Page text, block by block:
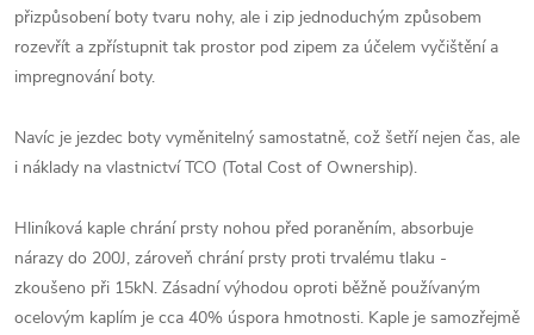
přizpůsobení boty tvaru nohy, ale i zip jednoduchým způsobem
rozevřít a zpřístupnit tak prostor pod zipem za účelem vyčištění a
impregnování boty.
Navíc je jezdec boty vyměnitelný samostatně, což šetří nejen čas, ale
i náklady na vlastnictví TCO (Total Cost of Ownership).
Hliníková kaple chrání prsty nohou před poraněním, absorbuje
nárazy do 200J, zároveň chrání prsty proti trvalému tlaku -
zkoušeno při 15kN. Zásadní výhodou oproti běžně používaným
ocelovým kaplím je cca 40% úspora hmotnosti. Kaple je samozřejmě